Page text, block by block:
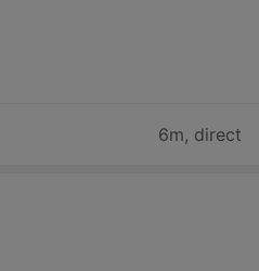
6m, direct